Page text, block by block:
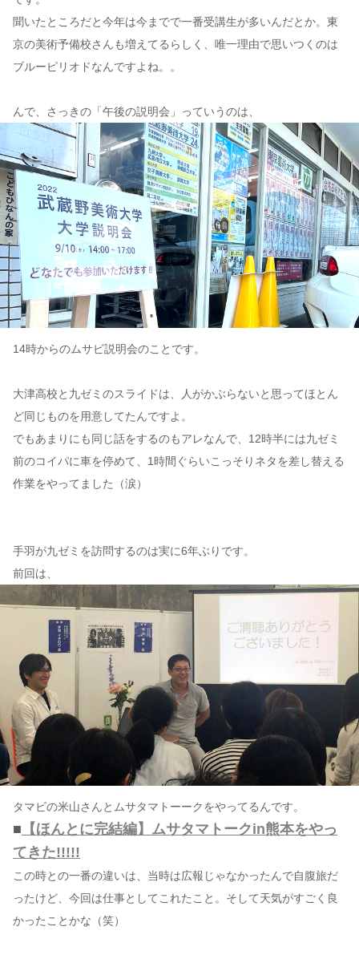
聞いたところだと今年は今までで一番受講生が多いんだとか。東
京の美術予備校さんも増えてるらしく、唯一理由で思いつくのは
ブルーピリオドなんですよね。。
んで、さっきの「午後の説明会」っていうのは、
14時からのムサビ説明会のことです。
大津高校と九ゼミのスライドは、人がかぶらないと思ってほとん
ど同じものを用意してたんですよ。
でもあまりにも同じ話をするのもアレなんで、12時半には九ゼミ
前のコイパに車を停めて、1時間ぐらいこっそりネタを差し替える
作業をやってました（涙）
手羽が九ゼミを訪問するのは実に6年ぶりです。
前回は、
タマビの米山さんとムサタマトーークをやってるんです。
■ 【ほんとに完結編】ムサタマトークin熊本をやっ
てきた!!!!!
この時との一番の違いは、当時は広報じゃなかったんで自腹旅だ
ったけど、今回は仕事としてこれたこと。そして天気がすごく良
かったことかな（笑）